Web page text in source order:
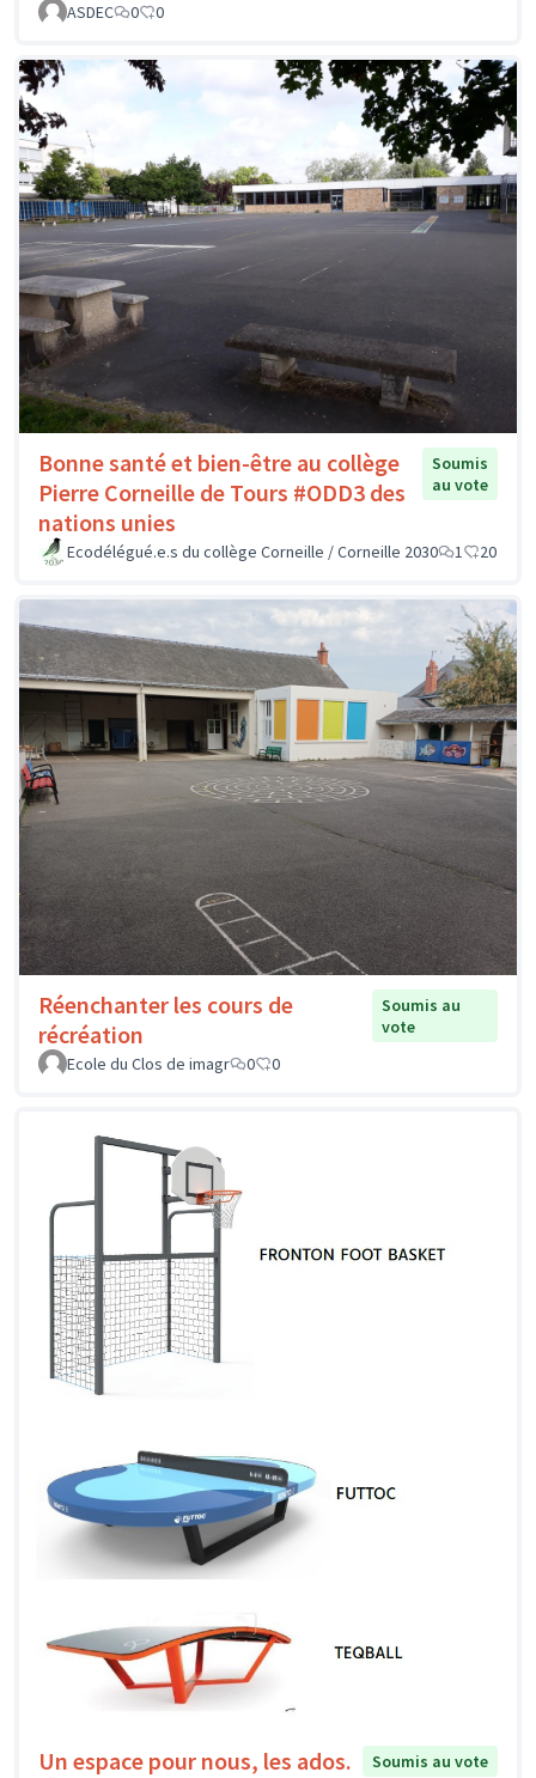
ASDEC
0 0
Bonne santé et bien-être au collège
Pierre Corneille de Tours #ODD3 des
nations unies
Soumis
au vote
Ecodélégué.e.s du collège Corneille / Corneille 2030 1 20
Réenchanter les cours de
récréation
Soumis au
vote
Ecole du Clos de imagr
0 0
Un espace pour nous, les ados. Soumis au vote